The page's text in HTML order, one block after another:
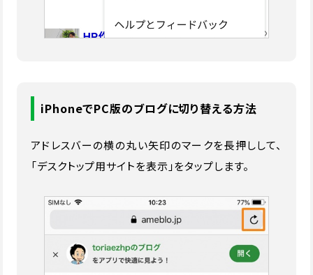
iPhoneでPC版のブログに切り替える方法
アドレスバーの横の丸い矢印のマークを長押しして、
「デスクトップ用サイトを表示」をタップします。